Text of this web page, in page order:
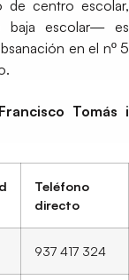
de centro escolar,
baja escolar— es
en el nº 5
Tomás i
Teléfono
directo
937 417 324